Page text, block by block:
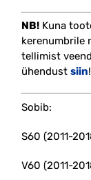
NB! Kuna
kerenumbrile
tellimist
ühendust siin!
Sobib:
S60 (2011-
V60 (2011-